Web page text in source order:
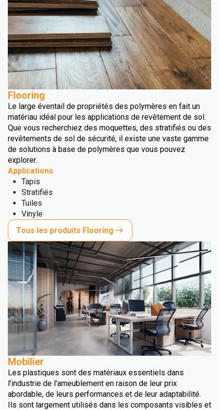
Flooring
Le large éventail de propriétés des polymères en fait un
matériau idéal pour les applications de revêtement de sol.
Que vous recherchiez des moquettes, des stratifiés ou des
revêtements de sol de sécurité, il existe une vaste gamme
de solutions à base de polymères que vous pouvez
explorer.
Applications
Tapis
Stratifiés
Tuiles
Vinyle
Tous les produits Flooring
Mobilier
Les plastiques sont des matériaux essentiels dans
l'industrie de l'ameublement en raison de leur prix
abordable, de leurs performances et de leur adaptabilité.
Ils sont largement utilisés dans les composants visibles et